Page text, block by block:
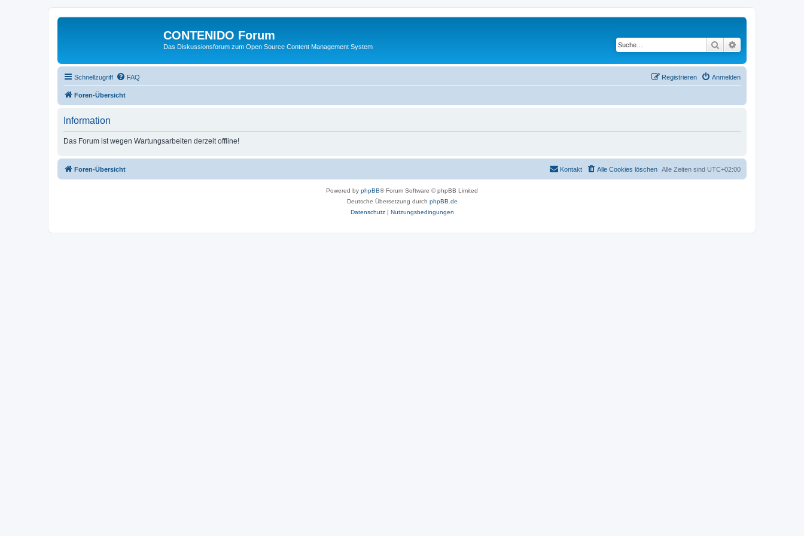
CONTENIDO Forum
Das Diskussionsforum zum Open Source Content Management System Suche
Schnellzugriff FAQ Anmelden
Registrieren
Foren-Übersicht
Information
Das Forum ist wegen Wartungsarbeiten derzeit offline!
Foren-Übersicht Alle Zeiten sind UTC+02:00
Alle Cookies löschen
Kontakt
Powered by phpBB® Forum Software © phpBB Limited
Deutsche Übersetzung durch phpBB.de
Datenschutz| Nutzungsbedingungen